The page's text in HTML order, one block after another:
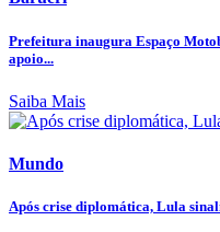
Prefeitura inaugura Espaço
apoio...
Saiba Mais
Mundo
Após crise diplomática, Lula